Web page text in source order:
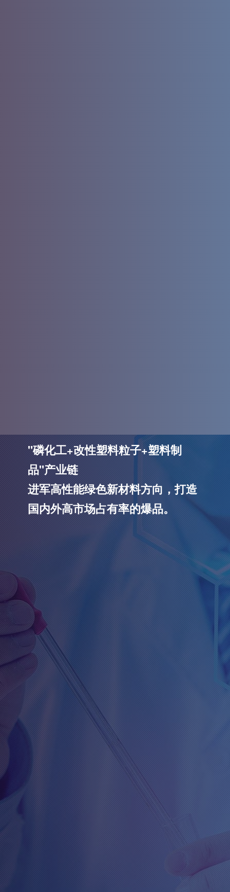
绿色新材料技术创新者
"磷化工+改性塑料粒子+塑料制
品"产业链
进军高性能绿色新材料方向，打造
国内外高市场占有率的爆品。